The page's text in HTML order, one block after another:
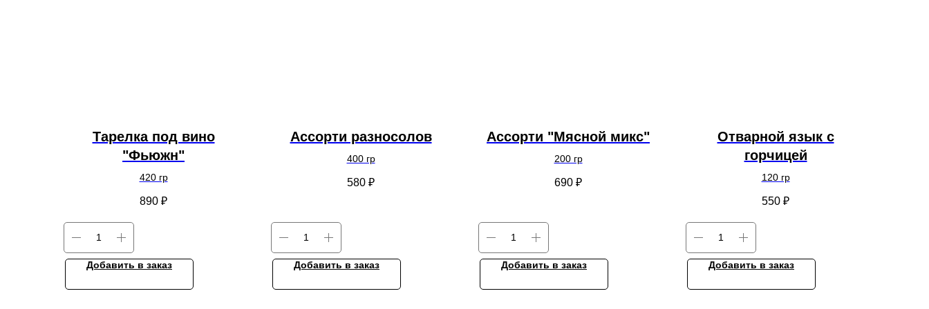
Тарелка под вино
"Фьюжн"
420 гр
890 ₽
Добавить в заказ
Ассорти разносолов
400 гр
580 ₽
Добавить в заказ
Ассорти "Мясной микс"
200 гр
690 ₽
Добавить в заказ
Отварной язык с
горчицей
120 гр
550 ₽
Добавить в заказ